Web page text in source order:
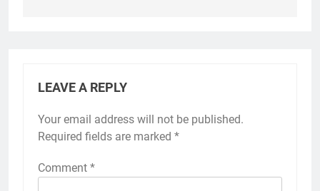
LEAVE A REPLY
Your email address will not be published.
Required fields are marked *
Comment *